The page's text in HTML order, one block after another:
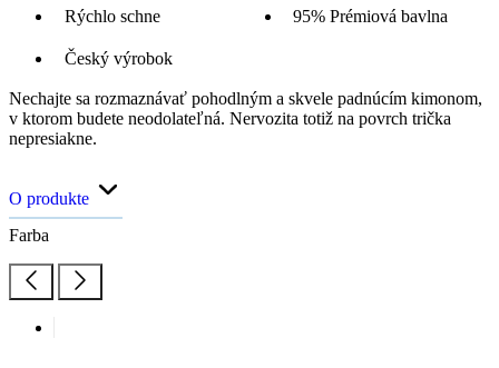
Rýchlo schne 95% Prémiová bavlna
Český výrobok
Nechajte sa rozmaznávať pohodlným a skvele padnúcím kimonom,
v ktorom budete neodolateľná. Nervozita totiž na povrch trička
nepresiakne.
O produkte
Farba